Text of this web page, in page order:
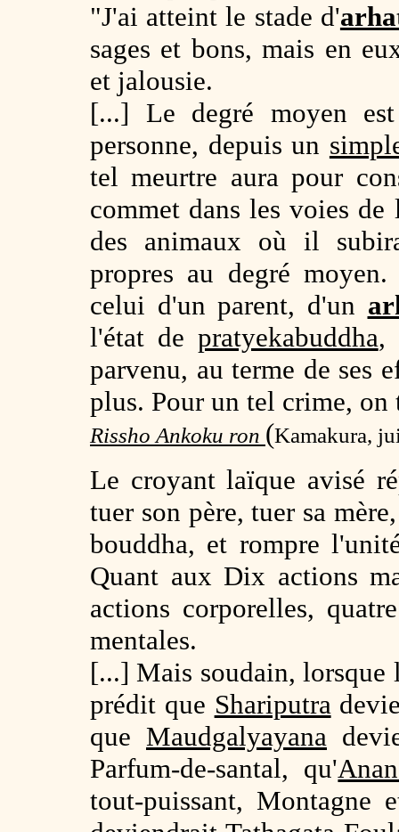
"J'ai atteint le stade d'
sages et bons, mais en
et jalousie.
[...] Le degré moyen
personne, depuis un
tel meurtre aura pour
commet dans les voies
des animaux où il
propres au degré
celui d'un parent, d'un
l'état de pratyekabuddha,
parvenu, au terme de ses
plus. Pour un tel crime,
Rissho Ankoku ron (Kamakura,
Le croyant laïque avisé
tuer son père, tuer sa
bouddha, et rompre
Quant aux Dix actions
actions corporelles,
mentales.
[...] Mais soudain,
prédit que Shariputra
que Maudgalyayana
Parfum-de-santal, qu'
tout-puissant, Montagne